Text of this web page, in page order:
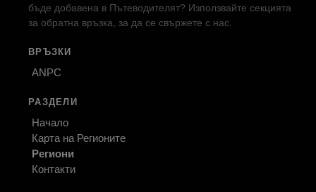
бъде добавена в Пътеводителят? Използвайте секцията
за обратна връзка, за да се свържете с нас.
ВРЪЗКИ
ANPC
РАЗДЕЛИ
Начало
Карта на Регионите
Региони
Контакти